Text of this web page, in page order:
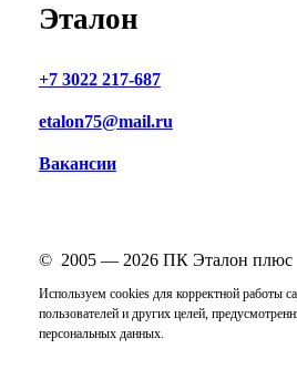
Эталон
+7 3022 217-687
etalon75@mail.ru
Вакансии
© 2005 — 2026ПК Эталон плюс
Используем cookies для корректной работы
пользователей и других целей,
персональных данных.